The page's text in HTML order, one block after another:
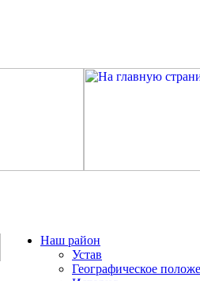
Наш район
Устав
Географическое